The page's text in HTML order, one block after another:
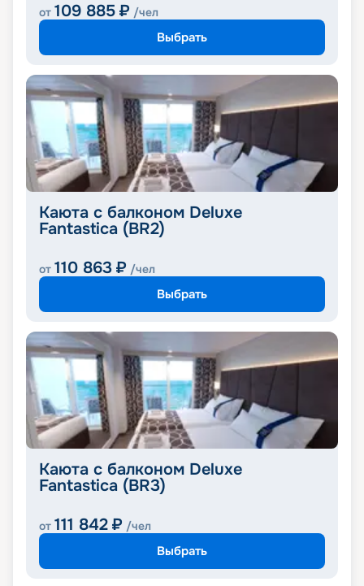
от 109 885 ₽ /чел
Выбрать
Каюта с балконом Deluxe
Fantastica (BR2)
от 110 863 ₽ /чел
Выбрать
Каюта с балконом Deluxe
Fantastica (BR3)
от 111 842 ₽ /чел
Выбрать